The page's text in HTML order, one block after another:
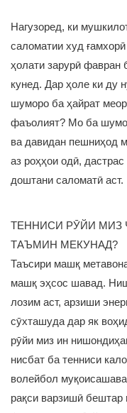
Нагузоред, ки
саломатии худ
ҳолати зарурӣ фавран
кунед. Дар ҳоле ки ду
шуморо ба ҳайрат
фаъолият? Мо ба шумо
ва давидан пешниҳод
аз роҳҳои одӣ,
доштани саломатӣ аст.
ТЕННИСИ РӮЙИ МИЗ
ТАЪМИН МЕКУНАД?
Таъсири машқ
машқ эҳсос шавад.
лозим аст, арзиши
сӯхташуда дар як
рӯйи миз ин
нисбат ба тенниси
волейбол
рақси варзишӣ